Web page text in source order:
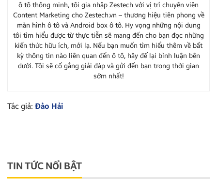
ô tô thông minh, tôi gia nhập Zestech với vị trí chuyên viên
Content Marketing cho Zestech.vn – thương hiệu tiên phong về
màn hình ô tô và Android box ô tô. Hy vọng những nội dung
tôi tìm hiểu được từ thực tiễn sẽ mang đến cho bạn đọc những
kiến thức hữu ích, mới lạ. Nếu bạn muốn tìm hiểu thêm về bất
kỳ thông tin nào liên quan đến ô tô, hãy để lại bình luận bên
dưới. Tôi sẽ cố gắng giải đáp và gửi đến bạn trong thời gian
sớm nhất!
Tác giả: Đào Hải
TIN TỨC NỔI BẬT